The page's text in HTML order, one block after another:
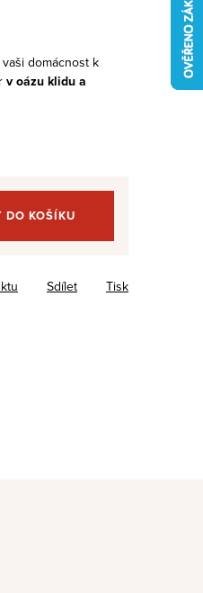
domácnost k
v oázu klidu a
DO KOŠÍKU
Tisk
Sdílet